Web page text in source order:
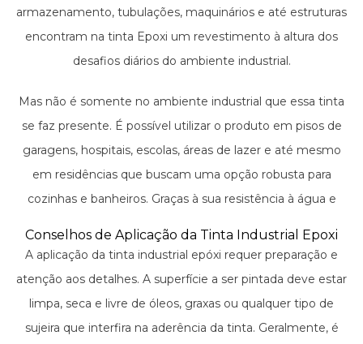
armazenamento, tubulações, maquinários e até estruturas
encontram na tinta Epoxi um revestimento à altura dos
desafios diários do ambiente industrial.
Mas não é somente no ambiente industrial que essa tinta
se faz presente. É possível utilizar o produto em pisos de
garagens, hospitais, escolas, áreas de lazer e até mesmo
em residências que buscam uma opção robusta para
cozinhas e banheiros. Graças à sua resistência à água e
popular para piscinas e quadras poliesportivas.
Conselhos de Aplicação da Tinta Industrial Epoxi
A aplicação da tinta industrial epóxi requer preparação e
atenção aos detalhes. A superfície a ser pintada deve estar
limpa, seca e livre de óleos, graxas ou qualquer tipo de
sujeira que interfira na aderência da tinta. Geralmente, é